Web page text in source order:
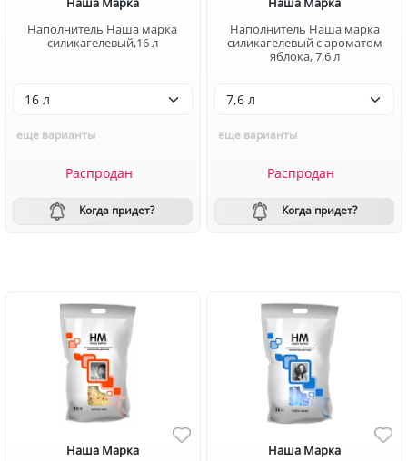
Наполнитель Наша марка
силикагелевый,16 л
еще варианты
Распродан
Когда придет?
Наполнитель Наша марка
силикагелевый с ароматом
яблока, 7,6 л
еще варианты
Распродан
Когда придет?
Наша Марка
Наша Марка